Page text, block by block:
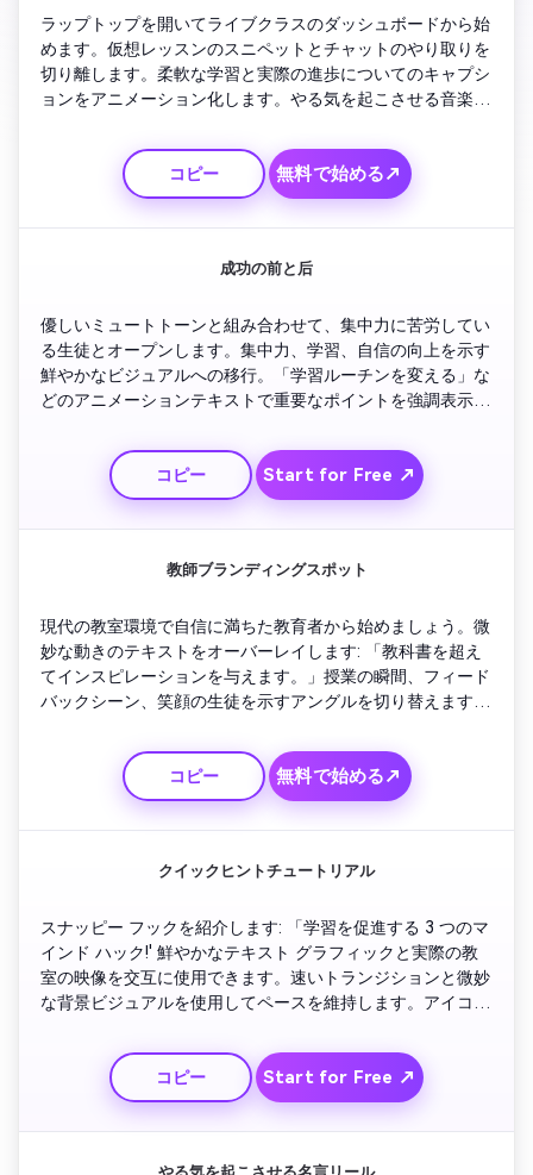
ラップトップを開いてライブクラスのダッシュボードから始
めます。仮想レッスンのスニペットとチャットのやり取りを
切り離します。柔軟な学習と実際の進歩についてのキャプシ
ョンをアニメーション化します。やる気を起こさせる音楽的
と家庭教師の可用性のハイライトをフェードします。視聴者
に今すぐ番組に参加するよう促す明るいセリフで締めくくり
コピー 無料で始める↗
成功の前と后
優しいミュートトーンと組み合わせて、集中力に苦労してい
る生徒とオープンします。集中力、学習、自信の向上を示す
鮮やかなビジュアルへの移行。「学習ルーチンを変える」な
どのアニメーションテキストで重要なポイントを強調表示し
提案します。短い証言クリップまたは視覚的な評価星で終わ
り、信頼と感情的なつながりを生み出します。
コピー Start for Free ↗
教師ブランディングスポット
現代の教室環境で自信に満ちた教育者から始めましょう。微
妙な動きのテキストをオーバーレイします: 「教科書を超え
てインスピレーションを与えます。」授業の瞬間、フィード
バックシーン、笑顔の生徒を示すアングルを切り替えます。
プロのナレーションを追加します。サインアップを招待する
ブランドのシーンで締めくくるか、ビデオが続きます。
コピー 無料で始める↗
クイックヒントチュートリアル
スナッピー フックを紹介します: 「学習を促進する 3 つのマ
インド ハック!' 鮮やかなテキスト グラフィックと実際の教
室の映像を交互に使用できます。速いトランジションと微妙
な背景ビジュアルを使用してペースを維持します。アイコン
「詳細についてはこちら」とウェブサイトまたはプラットフ
ォームのコールアウトを示す要約スプラッシュで締めくくり
コピー Start for Free ↗